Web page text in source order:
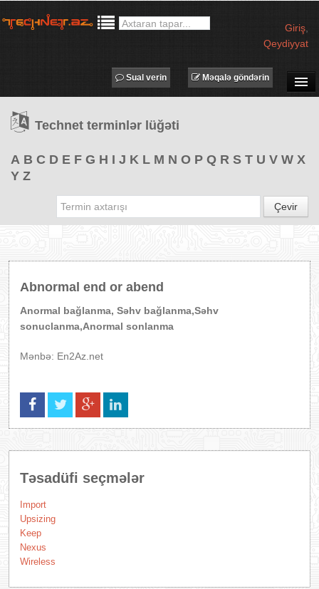
Giriş
Qeydiyyat
TƏDBİRLƏR
PROQRAMLAR
Məqalə göndərin
Sual verin
Technet terminlər lüğəti
A B C D E F G H I J K L M N O P Q R S T U V W X
Y Z
Çevir
Abnormal end or abend
Anormal bağlanma, Səhv bağlanma,Səhv
sonuclanma,Anormal sonlanma
Mənbə: En2Az.net
Təsadüfi seçmələr
Import
Upsizing
Keep
Nexus
Wireless